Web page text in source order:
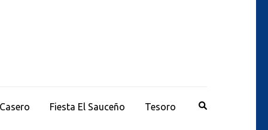
Fiesta El Sauceño Tesoro